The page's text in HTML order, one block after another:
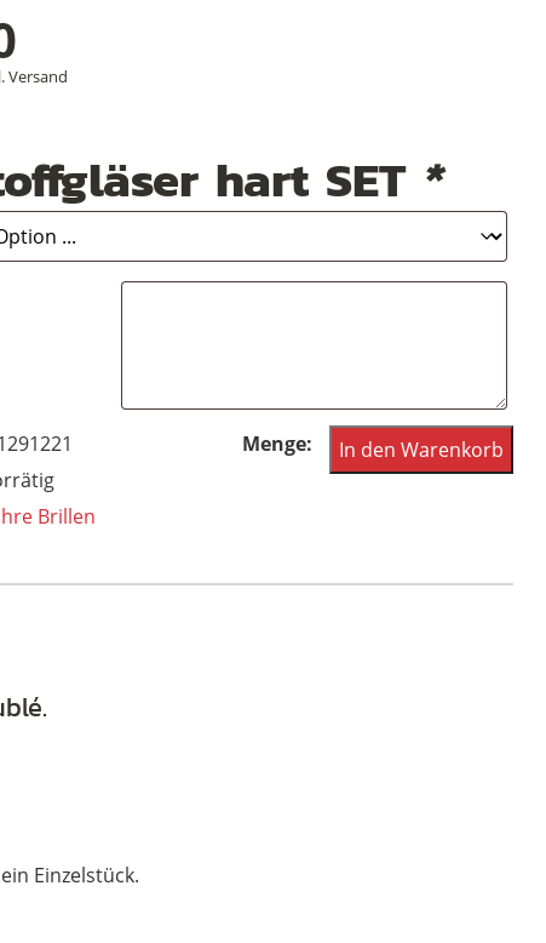
Versand
hart SET *
Brillen
Echte
Vintagebrille
Kirchhofer,
In den Warenkorb
Einzelstück.